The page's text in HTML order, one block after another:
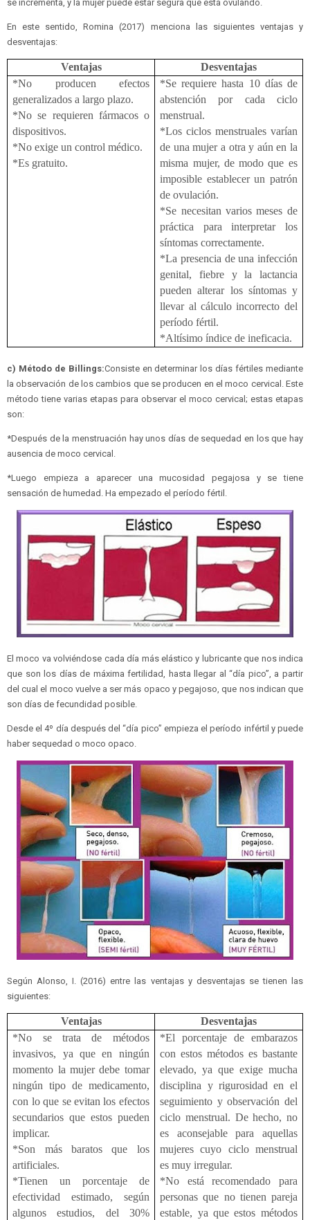
se incrementa, y la mujer puede estar segura que está ovulando.
En este sentido, Romina (2017) menciona las siguientes ventajas y
desventajas:
Ventajas
Desventajas
*No producen efectos
generalizados a largo plazo.
*No se requieren fármacos o
dispositivos.
*No exige un control médico.
*Es gratuito.
*Se requiere hasta 10 días de
abstención por cada ciclo
menstrual.
*Los ciclos menstruales varían
de una mujer a otra y aún en la
misma mujer, de modo que es
imposible establecer un patrón
de ovulación.
*Se necesitan varios meses de
práctica para interpretar los
síntomas correctamente.
*La presencia de una infección
genital, fiebre y la lactancia
pueden alterar los síntomas y
llevar al cálculo incorrecto del
período fértil.
*Altísimo índice de ineficacia.
c) Método de Billings:Consiste en determinar los días fértiles mediante
la observación de los cambios que se producen en el moco cervical. Este
método tiene varias etapas para observar el moco cervical; estas etapas
son:
*Después de la menstruación hay unos días de sequedad en los que hay
ausencia de moco cervical.
*Luego empieza a aparecer una mucosidad pegajosa y se tiene
sensación de humedad. Ha empezado el período fértil.
El moco va volviéndose cada día más elástico y lubricante que nos indica
que son los días de máxima fertilidad, hasta llegar al “día pico”, a partir
del cual el moco vuelve a ser más opaco y pegajoso, que nos indican que
son días de fecundidad posible.
Desde el 4º día después del “día pico” empieza el período infértil y puede
haber sequedad o moco opaco.
Según Alonso, I. (2016) entre las ventajas y desventajas se tienen las
siguientes:
Ventajas
Desventajas
*No se trata de métodos
invasivos, ya que en ningún
momento la mujer debe tomar
ningún tipo de medicamento,
con lo que se evitan los efectos
secundarios que estos pueden
implicar.
*Son más baratos que los
artificiales.
*Tienen un porcentaje de
efectividad estimado, según
algunos estudios, del 30%
*El porcentaje de embarazos
con estos métodos es bastante
elevado, ya que exige mucha
disciplina y rigurosidad en el
seguimiento y observación del
ciclo menstrual. De hecho, no
es aconsejable para aquellas
mujeres cuyo ciclo menstrual
es muy irregular.
*No está recomendado para
personas que no tienen pareja
estable, ya que estos métodos